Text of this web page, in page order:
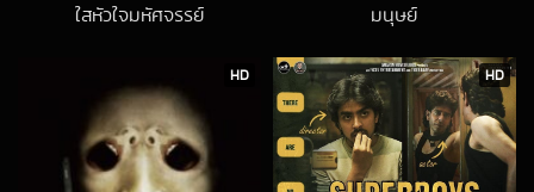
ใสหัวใจมหัศจรรย์
มนุษย์
HD HD